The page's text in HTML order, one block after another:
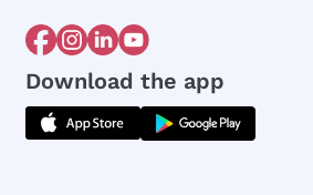
Download the app